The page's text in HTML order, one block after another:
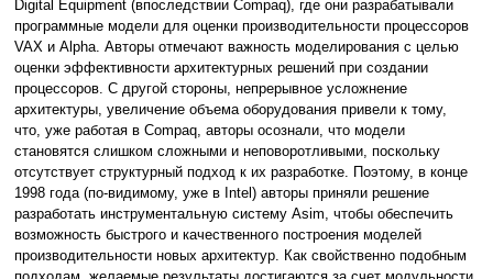
Digital Equipment (впоследствии Compaq), где они разрабатывали
программные модели для оценки производительности процессоров
VAX и Alpha. Авторы отмечают важность моделирования с целью
оценки эффективности архитектурных решений при создании
процессоров. С другой стороны, непрерывное усложнение
архитектуры, увеличение объема оборудования привели к тому,
что, уже работая в Compaq, авторы осознали, что модели
становятся слишком сложными и неповоротливыми, поскольку
отсутствует структурный подход к их разработке. Поэтому, в конце
1998 года (по-видимому, уже в Intel) авторы приняли решение
разработать инструментальную систему Asim, чтобы обеспечить
возможность быстрого и качественного построения моделей
производительности новых архитектур. Как свойственно подобным